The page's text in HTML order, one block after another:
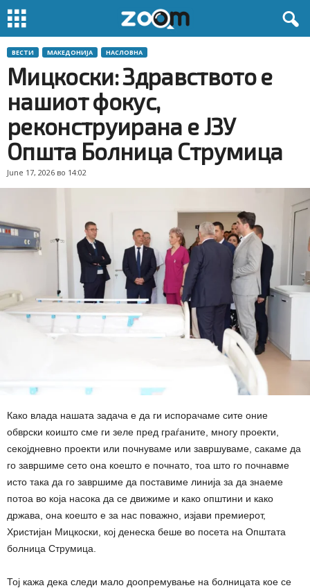
ВЕСТИ МАКЕДОНИЈА НАСЛОВНА
Мицкоски: Здравството е
нашиот фокус,
реконструирана е ЈЗУ
Општа Болница Струмица
June 17, 2026 во 14:02
Како влада нашата задача е да ги испорачаме сите оние
обврски коишто сме ги зеле пред граѓаните, многу проекти,
секојдневно проекти или почнуваме или завршуваме, сакаме да
го завршиме сето она коешто е почнато, тоа што го почнавме
исто така да го завршиме да поставиме линија за да знаеме
потоа во која насока да се движиме и како општини и како
држава, она коешто е за нас поважно, изјави премиерот,
Христијан Мицкоски, кој денеска беше во посета на Општата
болница Струмица.
Тој кажа дека следи мало доопремување на болницата кое се